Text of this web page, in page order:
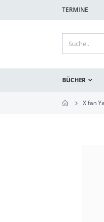
TERMINE
BÜCHER
Xifan